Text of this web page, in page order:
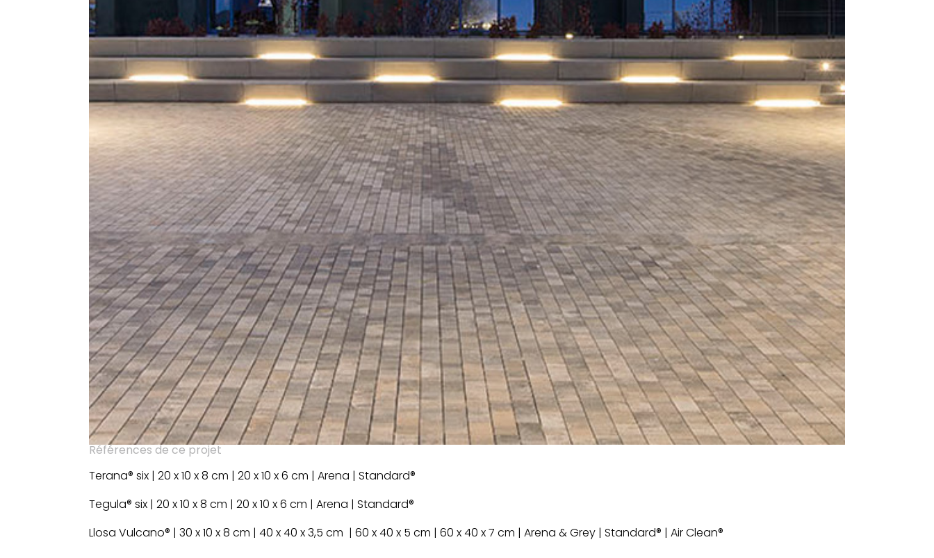
Références de ce projet
Terana® six | 20 x 10 x 8 cm | 20 x 10 x 6 cm | Arena | Standard®
Tegula® six | 20 x 10 x 8 cm | 20 x 10 x 6 cm | Arena | Standard®
Llosa Vulcano® | 30 x 10 x 8 cm | 40 x 40 x 3,5 cm | 60 x 40 x 5 cm | 60 x 40 x 7 cm | Arena & Grey | Standard® | Air Clean®